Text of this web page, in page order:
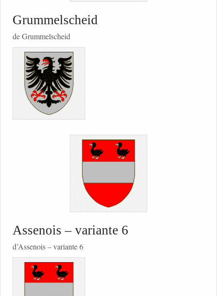
Grummelscheid
de Grummelscheid
Assenois – variante 6
d’Assenois – variante 6